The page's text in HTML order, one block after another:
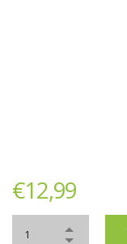
€12,99